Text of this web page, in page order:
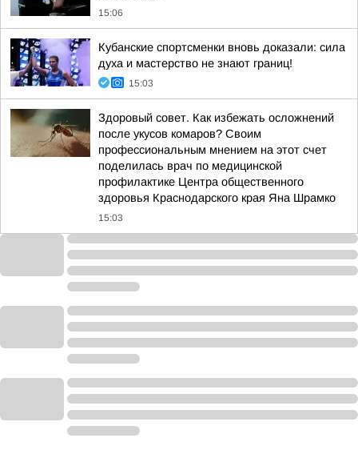
15:06
Кубанские спортсменки вновь доказали: сила
духа и мастерство не знают границ!
15:03
Здоровый совет. Как избежать осложнений
после укусов комаров? Своим
профессиональным мнением на этот счет
поделилась врач по медицинской
профилактике Центра общественного
здоровья Краснодарского края Яна Шрамко
15:03